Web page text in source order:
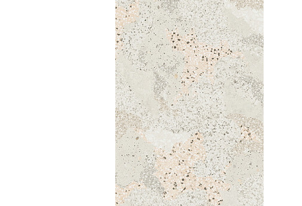
Посмотреть всю керамическую плитку
Посмотреть весь керамогранит
Посмотреть всю мозаику